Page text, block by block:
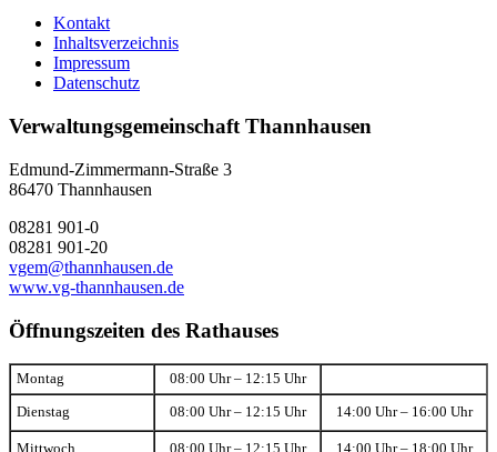
Kontakt
Inhaltsverzeichnis
Impressum
Datenschutz
Verwaltungsgemeinschaft Thannhausen
Edmund-Zimmermann-Straße 3
86470 Thannhausen
08281 901-0
08281 901-20
vgem@thannhausen.de
www.vg-thannhausen.de
Öffnungszeiten des Rathauses
Montag 08:00 Uhr – 12:15 Uhr
Dienstag 08:00 Uhr – 12:15 Uhr 14:00 Uhr – 16:00 Uhr